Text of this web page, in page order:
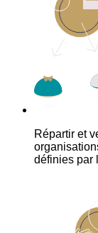
Répartir et
définies par